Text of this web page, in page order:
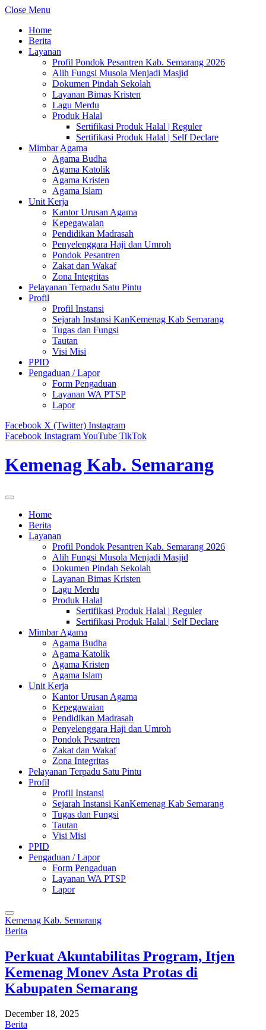
Close Menu
Home
Berita
Layanan
Profil Pondok Pesantren Kab. Semarang 2026
Alih Fungsi Musola Menjadi Masjid
Dokumen Pindah Sekolah
Layanan Bimas Kristen
Lagu Merdu
Produk Halal
Sertifikasi Produk Halal | Reguler
Sertifikasi Produk Halal | Self Declare
Mimbar Agama
Agama Budha
Agama Katolik
Agama Kristen
Agama Islam
Unit Kerja
Kantor Urusan Agama
Kepegawaian
Pendidikan Madrasah
Penyelenggara Haji dan Umroh
Pondok Pesantren
Zakat dan Wakaf
Zona Integritas
Pelayanan Terpadu Satu Pintu
Profil
Profil Instansi
Sejarah Instansi KanKemenag Kab Semarang
Tugas dan Fungsi
Tautan
Visi Misi
PPID
Pengaduan / Lapor
Form Pengaduan
Layanan WA PTSP
Lapor
Facebook X (Twitter) Instagram
Facebook InstagramYouTube TikTok
Kemenag Kab. Semarang
Home
Berita
Layanan
Profil Pondok Pesantren Kab. Semarang 2026
Alih Fungsi Musola Menjadi Masjid
Dokumen Pindah Sekolah
Layanan Bimas Kristen
Lagu Merdu
Produk Halal
Sertifikasi Produk Halal | Reguler
Sertifikasi Produk Halal | Self Declare
Mimbar Agama
Agama Budha
Agama Katolik
Agama Kristen
Agama Islam
Unit Kerja
Kantor Urusan Agama
Kepegawaian
Pendidikan Madrasah
Penyelenggara Haji dan Umroh
Pondok Pesantren
Zakat dan Wakaf
Zona Integritas
Pelayanan Terpadu Satu Pintu
Profil
Profil Instansi
Sejarah Instansi KanKemenag Kab Semarang
Tugas dan Fungsi
Tautan
Visi Misi
PPID
Pengaduan / Lapor
Form Pengaduan
Layanan WA PTSP
Lapor
Kemenag Kab. Semarang
Berita
Perkuat Akuntabilitas Program, Itjen
Kemenag Monev Asta Protas di
Kabupaten Semarang
December 18, 2025
Berita